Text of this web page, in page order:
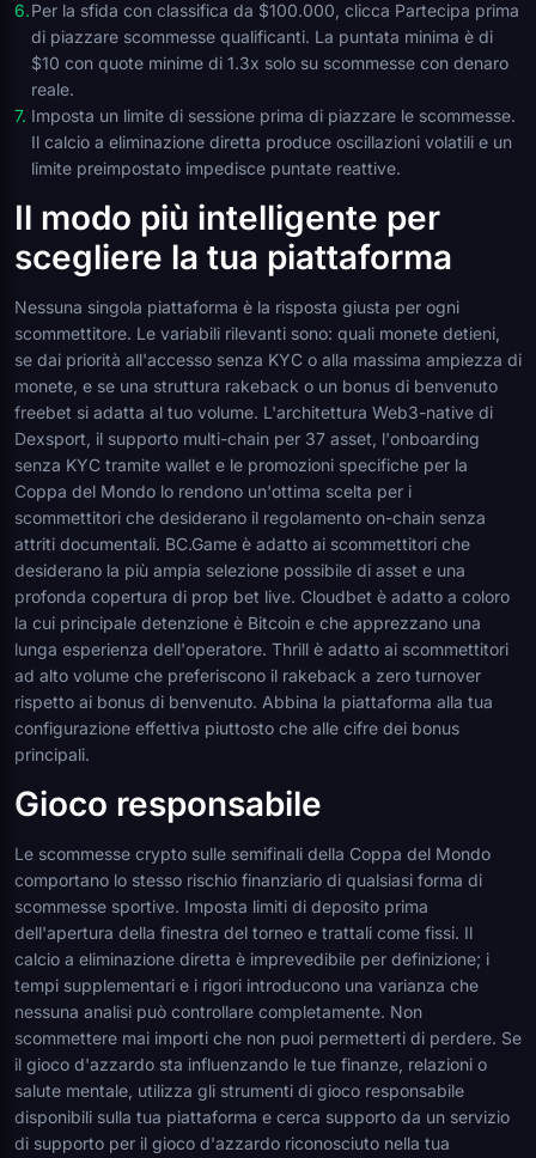
Per la sfida con classifica da $100.000, clicca Partecipa prima
di piazzare scommesse qualificanti. La puntata minima è di
$10 con quote minime di 1.3x solo su scommesse con denaro
reale.
Imposta un limite di sessione prima di piazzare le scommesse.
Il calcio a eliminazione diretta produce oscillazioni volatili e un
limite preimpostato impedisce puntate reattive.
Il modo più intelligente per
scegliere la tua piattaforma
Nessuna singola piattaforma è la risposta giusta per ogni
scommettitore. Le variabili rilevanti sono: quali monete detieni,
se dai priorità all'accesso senza KYC o alla massima ampiezza di
monete, e se una struttura rakeback o un bonus di benvenuto
freebet si adatta al tuo volume. L'architettura Web3-native di
Dexsport, il supporto multi-chain per 37 asset, l'onboarding
senza KYC tramite wallet e le promozioni specifiche per la
Coppa del Mondo lo rendono un'ottima scelta per i
scommettitori che desiderano il regolamento on-chain senza
attriti documentali. BC.Game è adatto ai scommettitori che
desiderano la più ampia selezione possibile di asset e una
profonda copertura di prop bet live. Cloudbet è adatto a coloro
la cui principale detenzione è Bitcoin e che apprezzano una
lunga esperienza dell'operatore. Thrill è adatto ai scommettitori
ad alto volume che preferiscono il rakeback a zero turnover
rispetto ai bonus di benvenuto. Abbina la piattaforma alla tua
configurazione effettiva piuttosto che alle cifre dei bonus
principali.
Gioco responsabile
Le scommesse crypto sulle semifinali della Coppa del Mondo
comportano lo stesso rischio finanziario di qualsiasi forma di
scommesse sportive. Imposta limiti di deposito prima
dell'apertura della finestra del torneo e trattali come fissi. Il
calcio a eliminazione diretta è imprevedibile per definizione; i
tempi supplementari e i rigori introducono una varianza che
nessuna analisi può controllare completamente. Non
scommettere mai importi che non puoi permetterti di perdere. Se
il gioco d'azzardo sta influenzando le tue finanze, relazioni o
salute mentale, utilizza gli strumenti di gioco responsabile
disponibili sulla tua piattaforma e cerca supporto da un servizio
di supporto per il gioco d'azzardo riconosciuto nella tua